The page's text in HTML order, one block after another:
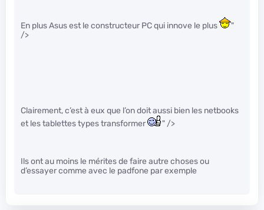
En plus Asus est le constructeur PC qui innove le plus
"
/>
Clairement, c’est à eux que l’on doit aussi bien les netbooks
et les tablettes types transformer
" />
Ils ont au moins le mérites de faire autre choses ou
d’essayer comme avec le padfone par exemple